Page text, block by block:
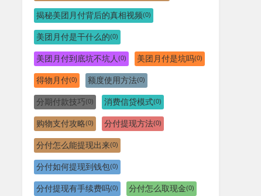
揭秘美团月付背后的真相视频(0)
美团月付是干什么的(0)
美团月付到底坑不坑人 (0) 美团月付是坑吗(0)
得物月付(0) 额度使用方法(0)
分期付款技巧(0) 消费信贷模式(0)
购物支付攻略(0) 分付提现方法(0)
分付怎么能提现出来(0)
分付如何提现到钱包(0)
分付提现有手续费吗(0) 分付怎么取现金(0)